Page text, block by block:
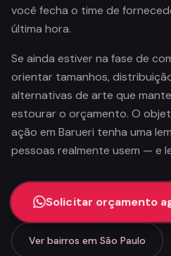
você fecha o time de
última hora.
Se ainda estiver na fase de
orientar tamanhos,
alternativas de arte que
estourar o orçamento. O
ação em Barueri tenha uma
pessoas realmente usem — e
Solicitar orçamento
Ver bairros em São Paulo